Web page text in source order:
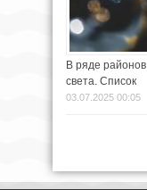
В ряде
света. Список
03.07.2025 00:05